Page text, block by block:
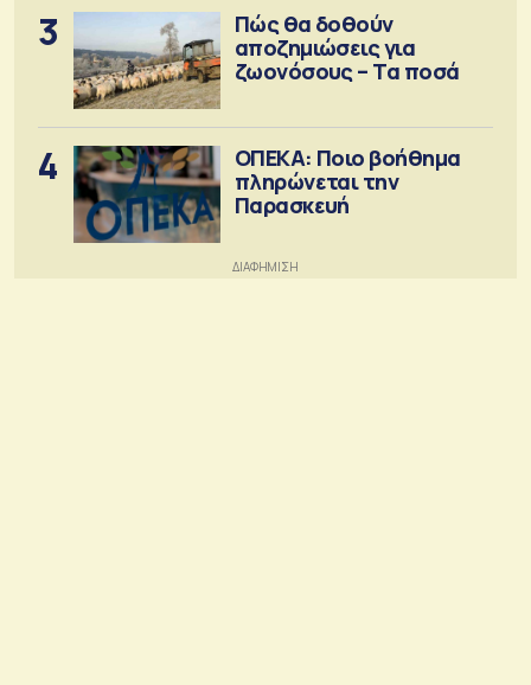
3
Πώς θα δοθούν
αποζημιώσεις για
ζωονόσους – Τα ποσά
4
ΟΠΕΚΑ: Ποιο βοήθημα
πληρώνεται την
Παρασκευή